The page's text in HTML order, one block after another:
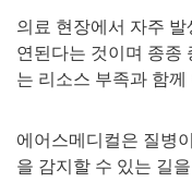
의료 현장에서 자주
연된다는 것이며 종종
는 리소스 부족과 함
에어스메디컬은 질병
을 감지할 수 있는 길